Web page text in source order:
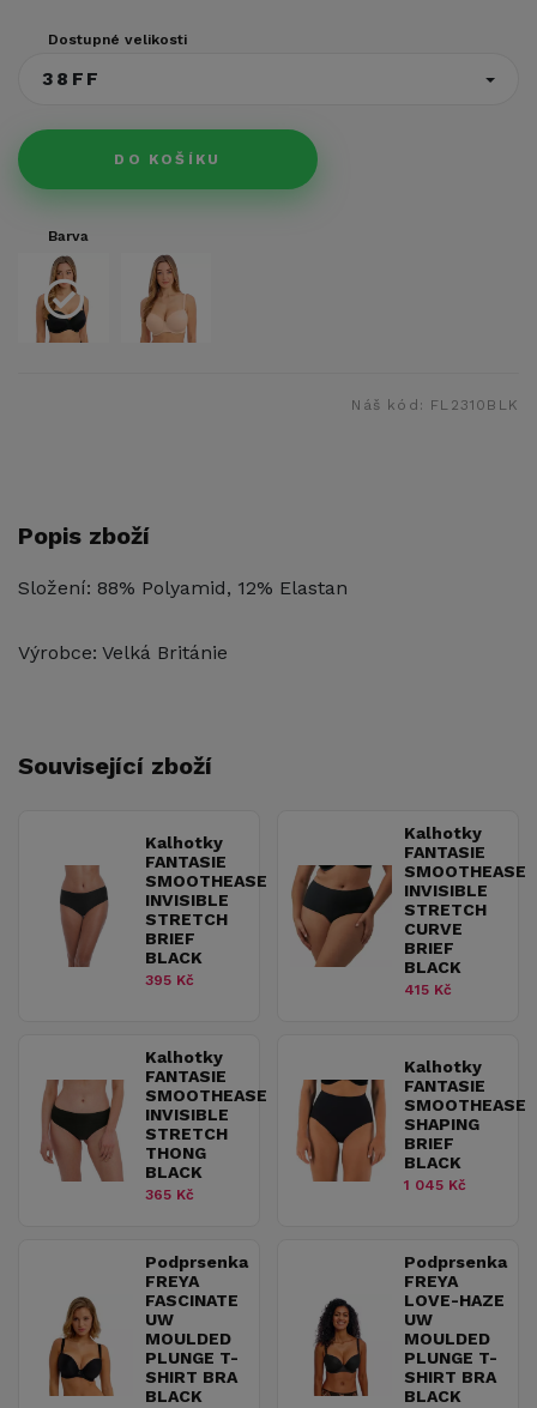
Dostupné velikosti
38FF
DO KOŠÍKU
Barva
Náš kód: FL2310BLK
Popis zboží
Složení: 88% Polyamid, 12% Elastan
Výrobce: Velká Británie
Související zboží
Kalhotky
FANTASIE
SMOOTHEASE
INVISIBLE
STRETCH
BRIEF
BLACK
395 Kč
Kalhotky
FANTASIE
SMOOTHEASE
INVISIBLE
STRETCH
CURVE
BRIEF
BLACK
415 Kč
Kalhotky
FANTASIE
SMOOTHEASE
INVISIBLE
STRETCH
THONG
BLACK
365 Kč
Kalhotky
FANTASIE
SMOOTHEASE
SHAPING
BRIEF
BLACK
1 045 Kč
Podprsenka
FREYA
FASCINATE
UW
MOULDED
PLUNGE T-
SHIRT BRA
BLACK
Podprsenka
FREYA
LOVE-HAZE
UW
MOULDED
PLUNGE T-
SHIRT BRA
BLACK